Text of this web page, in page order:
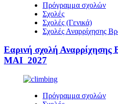
Πρόγραμμα σχολών
Σχολές
Σχολές (Γενικά)
Σχολές Αναρρίχησης
Εαρινή σχολή
ΜΑΙ 2027
Πρόγραμμα σχολών